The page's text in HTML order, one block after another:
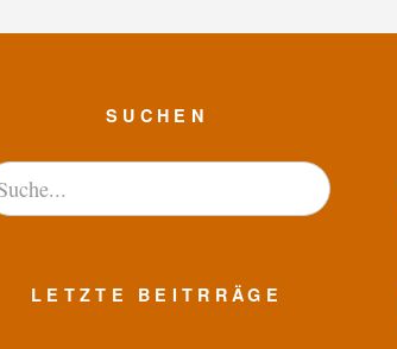
SUCHEN
LETZTE BEITRRÄGE